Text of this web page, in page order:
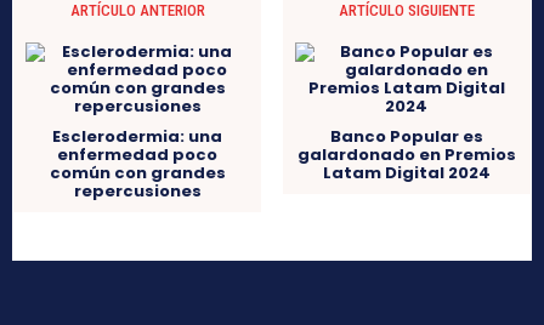
ARTÍCULO ANTERIOR
Esclerodermia: una
enfermedad poco
común con grandes
repercusiones
ARTÍCULO SIGUIENTE
Banco Popular es
galardonado en Premios
Latam Digital 2024